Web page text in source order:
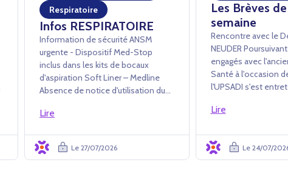
Respiratoire
Infos RESPIRATOIRE
Information de sécurité ANSM
urgente - Dispositif Med-Stop
inclus dans les kits de bocaux
d'aspiration Soft Liner – Medline
Absence de notice d'utilisation du
Soft Liner L’ANSM a été informée
de la mise en œuvre d'une acti...
Lire
Le 27/07/2026
Les Brèves
semaine
Rencontre avec le
NEUDER
engagés avec
Santé à l'occasion
l'UPSADI s'est
Neuder afin de lui
système de santé.
mis...
Lire
Le 24/07/